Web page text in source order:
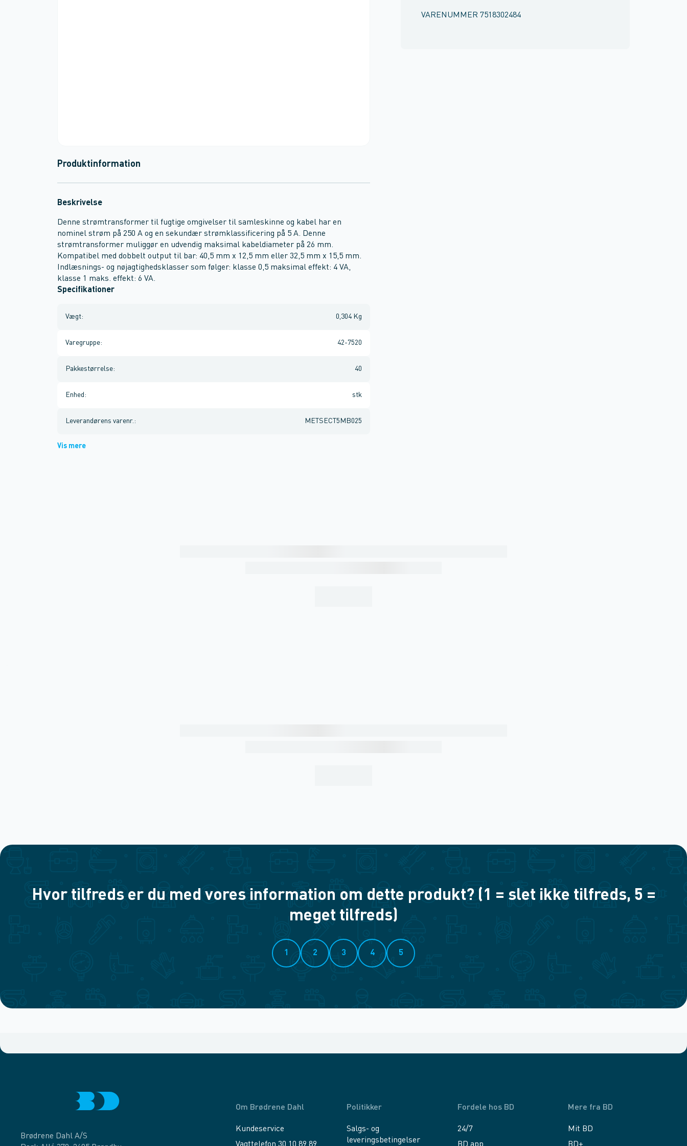
VARENUMMER 7518302484
Produktinformation
Beskrivelse
Denne strømtransformer til fugtige omgivelser til samleskinne og kabel har en
nominel strøm på 250 A og en sekundær strømklassificering på 5 A. Denne
strømtransformer muliggør en udvendig maksimal kabeldiameter på 26 mm.
Kompatibel med dobbelt output til bar: 40,5 mm x 12,5 mm eller 32,5 mm x 15,5 mm.
Indlæsnings- og nøjagtighedsklasser som følger: klasse 0,5 maksimal effekt: 4 VA,
klasse 1 maks. effekt: 6 VA.
Specifikationer
Vægt: 0,304 Kg
Varegruppe: 42-7520
Pakkestørrelse: 40
Enhed : stk
Leverandørens varenr. : METSECT5MB025
Vis mere
Hvor tilfreds er du med vores information om dette produkt? (1 = slet ikke tilfreds, 5 =
meget tilfreds)
1 2 3 4 5
Brødrene Dahl A/S
Om Brødrene Dahl
Kundeservice
Politikker
Salgs- og
leveringsbetingelser
Fordele hos BD
24/7
Mere fra BD
Mit BD